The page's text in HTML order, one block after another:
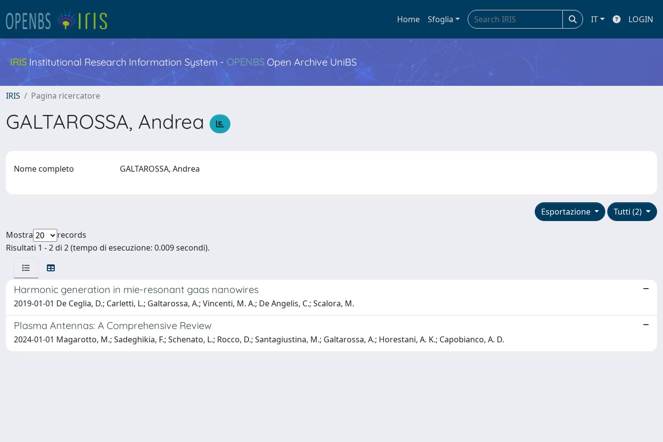
Home Sfoglia IT LOGIN
IRIS Institutional Research Information System - OPENBS Open Archive UniBS
IRIS Pagina ricercatore
GALTAROSSA, Andrea
Nome completo GALTAROSSA, Andrea
Tutti (2)
Esportazione
Mostra
records
Risultati 1 - 2 di 2 (tempo di esecuzione: 0.009 secondi).
Harmonic generation in mie-resonant gaas nanowires
2019-01-01 De Ceglia, D.; Carletti, L.; Galtarossa, A.; Vincenti, M. A.; De Angelis, C.; Scalora, M.
Plasma Antennas: A Comprehensive Review
2024-01-01 Magarotto, M.; Sadeghikia, F.; Schenato, L.; Rocco, D.; Santagiustina, M.; Galtarossa, A.; Horestani, A. K.; Capobianco, A. D.